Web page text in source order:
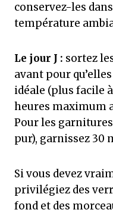
conservez-les
température
Le jour J : sortez
avant pour
idéale (plus facile
heures maximum
Pour les
pur), garnissez 30
Si vous devez
privilégiez des
fond et des